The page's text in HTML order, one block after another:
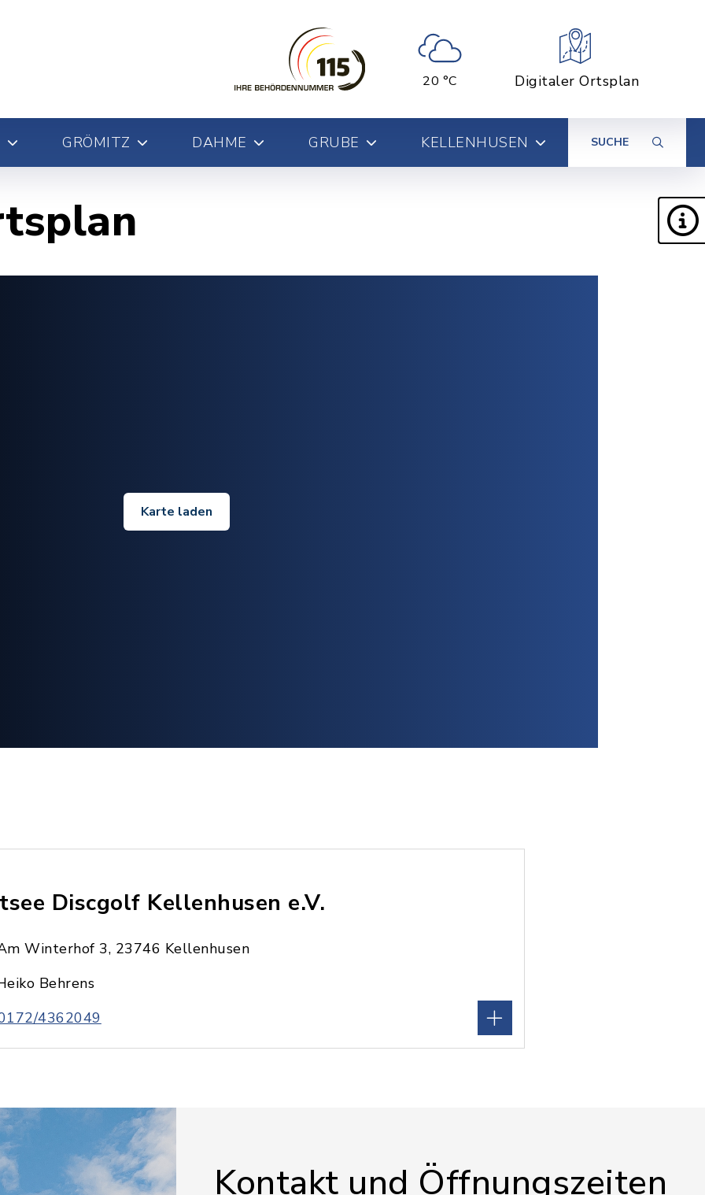
20 °C Digitaler Ortsplan
GRÖMITZ DAHME GRUBE KELLENHUSEN SUCHE
Karte laden
Discgolf Kellenhusen e.V.
Winterhof 3, 23746 Kellenhusen
Behrens
4362049
Kontakt und Öffnungszeiten